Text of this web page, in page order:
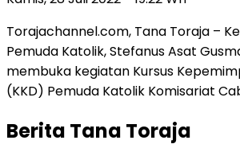
Torajachannel.com, Tana Toraja –
Pemuda Katolik, Stefanus Asat
membuka kegiatan Kursus
(KKD) Pemuda Katolik Komisariat
Berita Tana Toraja